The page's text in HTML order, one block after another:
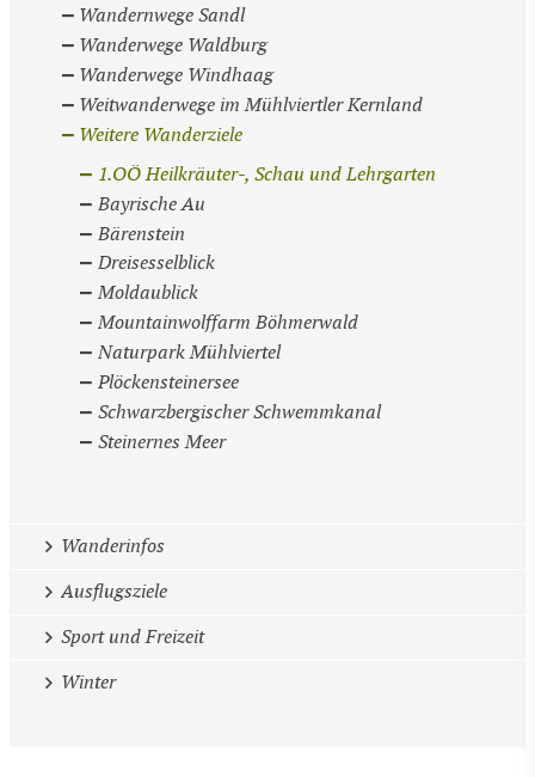
Wandernwege Sandl
Wanderwege Waldburg
Wanderwege Windhaag
Weitwanderwege im Mühlviertler Kernland
Weitere Wanderziele
1.OÖ Heilkräuter-, Schau und Lehrgarten
Bayrische Au
Bärenstein
Dreisesselblick
Moldaublick
Mountainwolffarm Böhmerwald
Naturpark Mühlviertel
Plöckensteinersee
Schwarzbergischer Schwemmkanal
Steinernes Meer
Wanderinfos
Ausflugsziele
Sport und Freizeit
Winter